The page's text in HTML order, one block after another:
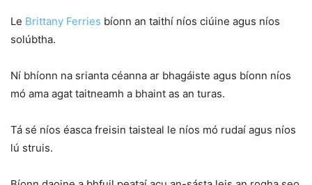
Le Brittany Ferries bíonn an taithí níos ciúine agus níos
solúbtha.
Ní bhíonn na srianta céanna ar bhagáiste agus bíonn níos
mó ama agat taitneamh a bhaint as an turas.
Tá sé níos éasca freisin taisteal le níos mó rudaí agus níos
lú struis.